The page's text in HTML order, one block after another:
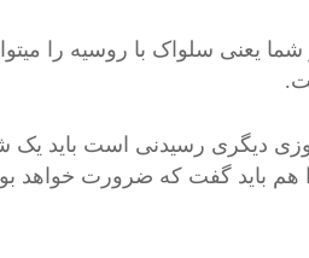
یعنی سلواک با روسیه را
دیگری رسیدنی است باید یک
هم باید گفت که ضرورت خواهد